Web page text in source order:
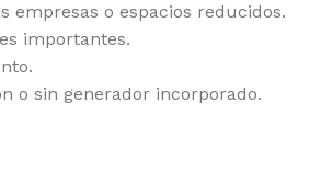
empresas o espacios reducidos.
importantes.
o sin generador incorporado.